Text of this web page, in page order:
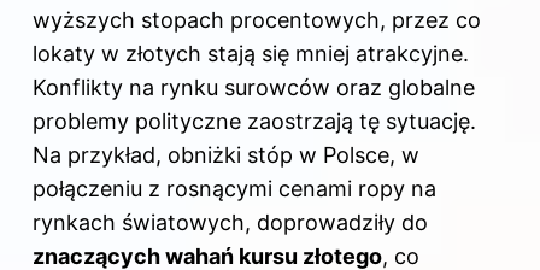
wyższych stopach procentowych, przez co
lokaty w złotych stają się mniej atrakcyjne.
Konflikty na rynku surowców oraz globalne
problemy polityczne zaostrzają tę sytuację.
Na przykład, obniżki stóp w Polsce, w
połączeniu z rosnącymi cenami ropy na
rynkach światowych, doprowadziły do
znaczących wahań kursu złotego, co